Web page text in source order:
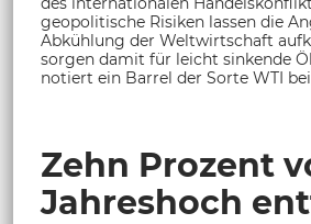
geopolitische Risiken lassen die
Abkühlung der Weltwirtschaft
sorgen damit für leicht sinkende
notiert ein Barrel der Sorte WTI
Zehn Prozent
Jahreshoch